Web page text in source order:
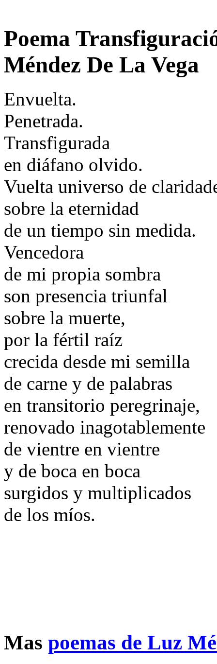
Poema
Méndez De La Vega
Envuelta.
Penetrada.
Transfigurada
en diáfano olvido.
Vuelta universo de
sobre la eternidad
de un tiempo sin medida.
Vencedora
de mi propia sombra
son presencia triunfal
sobre la muerte,
por la fértil raíz
crecida desde mi semilla
de carne y de palabras
en transitorio peregrinaje,
renovado inagotablemente
de vientre en vientre
y de boca en boca
surgidos y multiplicados
de los míos.
Mas poemas de Luz